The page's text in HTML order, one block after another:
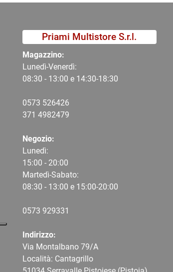
Priami Multistore S.r.l.
Magazzino:
Lunedì-Venerdì:
08:30 - 13:00 e 14:30-18:30
0573 526426
371 4982479
Negozio:
Lunedì:
15:00 - 20:00
Martedì-Sabato:
08:30 - 13:00 e 15:00-20:00
0573 929331
Indirizzo:
Via Montalbano 79/A
Località: Cantagrillo